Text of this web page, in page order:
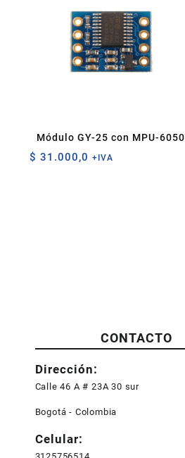
Módulo GY-25 con MPU-6050
$ 31.000,0 +IVA
CONTACTO
Dirección:
Calle 46 A # 23A 30 sur
Bogotá - Colombia
Celular: